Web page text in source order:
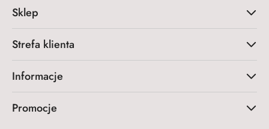
Sklep
Strefa klienta
Informacje
Promocje